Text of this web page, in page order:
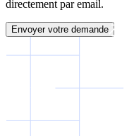
directement par email.
Envoyer votre demande